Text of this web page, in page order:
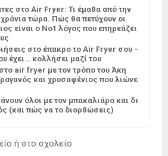
στο Air Fryer: Τι έμαθα από την
χρόνια τώρα. Πώς θα πετύχουν οι
είναι ο Νο1 λόγος που επηρεάζει
στο έπακρο το Air Fryer σου –
έχει… κολλήσει μαζί του
air fryer με τον τρόπο του Άκη
και χρυσαφένιος που λιώνει
όλοι με τον μπακαλιάρο και δεν
(και πώς να το διορθώσεις)
ή στο σχολείο